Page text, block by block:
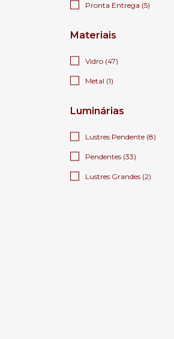
Pronta Entrega (5)
Materiais
Vidro (47)
Metal (1)
Luminárias
Lustres Pendente (8)
Pendentes (33)
Lustres Grandes (2)